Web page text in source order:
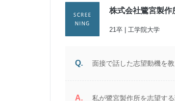
株式会社鷺宮製作
21卒 | 工学院大学
Q. 面接で話した志望動機を教
A.
私が鷺宮製作所を志望す